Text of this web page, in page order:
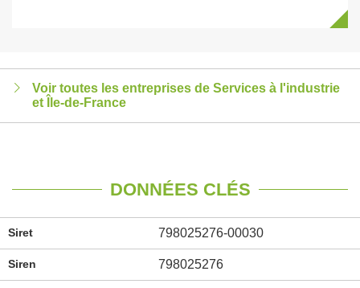
Voir toutes les entreprises de Services à l'industrie
et Île-de-France
DONNÉES CLÉS
Siret 798025276-00030
Siren 798025276